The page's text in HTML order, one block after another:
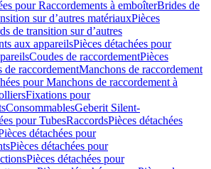
pour Raccordements à emboîterBrides de
sur d’autres matériauxPièces
de transition sur d’autres
aux appareilsPièces détachées pour
Coudes de raccordementPièces
de raccordementManchons de raccordement
pour Manchons de raccordement à
Fixations pour
ConsommablesGeberit Silent-
pour TubesRaccordsPièces détachées
détachées pour
Pièces détachées pour
Pièces détachées pour